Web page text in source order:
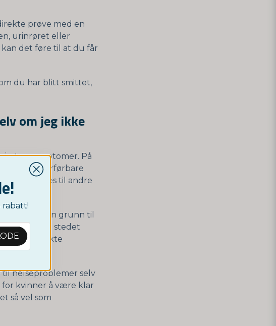
prøve med en
urinrøret eller
det føre til at du får
du har blitt smittet,
om jeg ikke
uten symptomer. På
overførbare
overføres til andre
er det ingen grunn til
aldri. I stedet
den mistenkte
ikke.
helseproblemer selv
for kvinner å være klar
så vel som
rabatt!